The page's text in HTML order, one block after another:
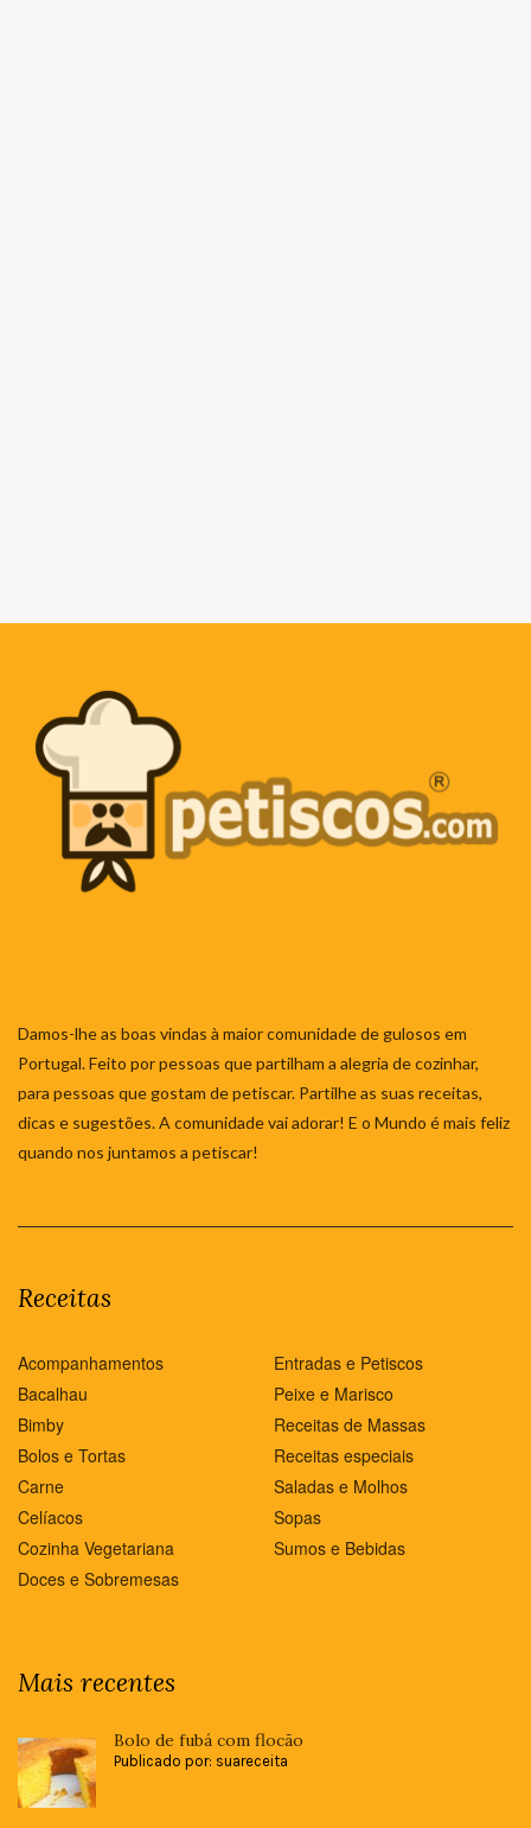
Damos-lhe as boas vindas à maior comunidade de gulosos em
Portugal. Feito por pessoas que partilham a alegria de cozinhar,
para pessoas que gostam de petiscar. Partilhe as suas receitas,
dicas e sugestões. A comunidade vai adorar! E o Mundo é mais feliz
quando nos juntamos a petiscar!
Receitas
Acompanhamentos
Bacalhau
Bimby
Bolos e Tortas
Carne
Celíacos
Cozinha Vegetariana
Doces e Sobremesas
Entradas e Petiscos
Peixe e Marisco
Receitas de Massas
Receitas especiais
Saladas e Molhos
Sopas
Sumos e Bebidas
Mais recentes
Bolo de fubá com flocão
Publicado por: suareceita